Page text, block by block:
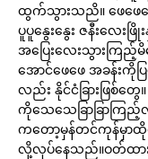
ထွက်သွားသညိ။ ဖေဖေ
ပူပူနွေးနွေး ဇနီးလေ
အပြေးလေးသွားကြ
အောင်ဖေဖေ အခန်းကိုပ
လည်း နိုင်ငံခြားဖြစ်တွ
ကိုသေသေခြာခြာကြည့်
ကတော့မှန်တင်ကုန်မှာထို
လို့လုပ်နေသည်။ဝတ်ထာ